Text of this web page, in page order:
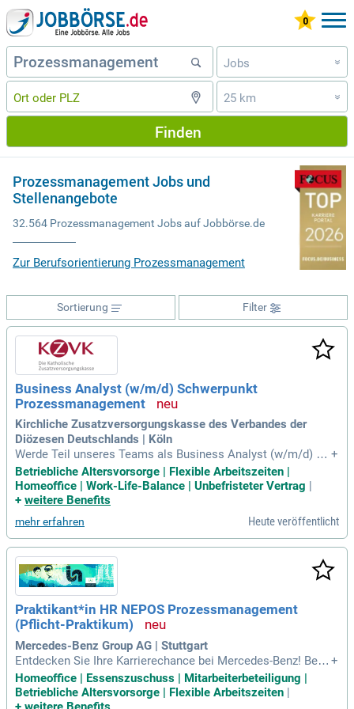
Jobs »
25 km »
Finden
Prozessmanagement Jobs und
Stellenangebote
32.564 Prozessmanagement Jobs auf Jobbörse.de
Zur Berufsorientierung Prozessmanagement
Filter
Sortierung
Business Analyst (w/m/d) Schwerpunkt
Prozessmanagement
Kirchliche Zusatzversorgungskasse des Verbandes der
Diözesen Deutschlands | Köln
Werde Teil unseres Teams als Business Analyst (w/m/d) mi
t Schwerpunkt Prozessmanagement in Köln! In dieser unbef
risteten Vollzeitstelle bist du verantwortlich für die aktive M
itgestaltung und kontinuierliche Weiterentwicklung unseres
chperson für Prozessmodellierung und -dokumentation und
unterstützt die Fachbereiche. Zudem wirkst du beim Ausbau
unseres unternehmensweiten Prozessmodells und bei der E
rstellung von Prozessdokumentationen mit. Bei der Implem
entierung von Standards trägst du entscheidend zur Optimie
rung unserer Geschäftsprozesse bei. Gemeinsam identifizie
ren wir Optimierungspotenziale und gestalten die Zukunft un
seres Unternehmens aktiv mit!
+
Betriebliche Altersvorsorge | Flexible Arbeitszeiten |
Homeoffice | Work-Life-Balance | Unbefristeter Vertrag
+ weitere Benefits
mehr erfahren Heute veröffentlicht
Praktikant*in HR NEPOS Prozessmanagement
(Pflicht-Praktikum)
Mercedes-Benz Group AG | Stuttgart
Entdecken Sie Ihre Karrierechance bei Mercedes-Benz! Bew
erben Sie sich, um Ihre Talente in einem innovativen Umfeld
zu entfalten. Unsere visionären Kolleginnen und Kollegen un
terstützen Sie dabei, Ihre Herausforderungen zu meistern un
+
Homeoffice | Essenszuschuss | Mitarbeiterbeteiligung |
Betriebliche Altersvorsorge | Flexible Arbeitszeiten |